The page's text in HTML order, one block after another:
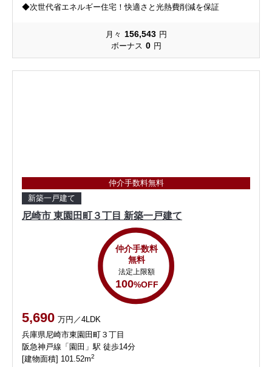
◆次世代省エネルギー住宅！快適さと光熱費削減を保証
月々 156,543 円
ボーナス 0 円
仲介手数料無料
新築一戸建て
尼崎市 東園田町３丁目 新築一戸建て
仲介手数料
無料
法定上限額
100%OFF
5,690 万円／4LDK
兵庫県尼崎市東園田町３丁目
阪急神戸線「園田」駅 徒歩14分
[建物面積] 101.52m2